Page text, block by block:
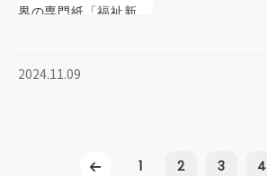
2024.11.09
1 2 3 4